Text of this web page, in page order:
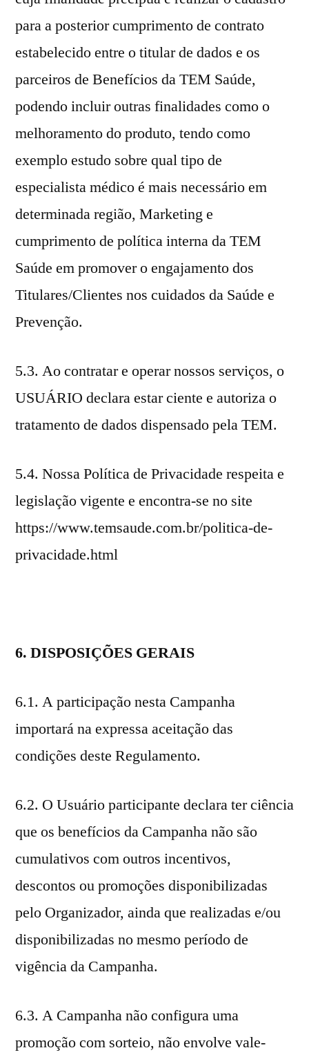
para a posterior cumprimento de contrato
estabelecido entre o titular de dados e os
parceiros de Benefícios da TEM Saúde,
podendo incluir outras finalidades como o
melhoramento do produto, tendo como
exemplo estudo sobre qual tipo de
especialista médico é mais necessário em
determinada região, Marketing e
cumprimento de política interna da TEM
Saúde em promover o engajamento dos
Titulares/Clientes nos cuidados da Saúde e
Prevenção.
5.3. Ao contratar e operar nossos serviços, o
USUÁRIO declara estar ciente e autoriza o
tratamento de dados dispensado pela TEM.
5.4. Nossa Política de Privacidade respeita e
legislação vigente e encontra-se no site
https://www.temsaude.com.br/politica-de-
privacidade.html
6. DISPOSIÇÕES GERAIS
6.1. A participação nesta Campanha
importará na expressa aceitação das
condições deste Regulamento.
6.2. O Usuário participante declara ter ciência
que os benefícios da Campanha não são
cumulativos com outros incentivos,
descontos ou promoções disponibilizadas
pelo Organizador, ainda que realizadas e/ou
disponibilizadas no mesmo período de
vigência da Campanha.
6.3. A Campanha não configura uma
promoção com sorteio, não envolve vale-